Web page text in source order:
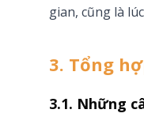
gian, cũng là
3. Tổng
3.1. Những